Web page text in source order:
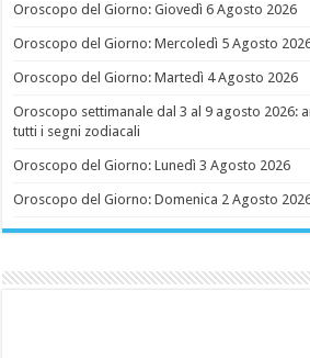
Oroscopo del Giorno: Giovedì 6 Agosto 2026
Oroscopo del Giorno: Mercoledì 5 Agosto
Oroscopo del Giorno: Martedì 4 Agosto 2026
Oroscopo settimanale dal 3 al 9 agosto 2026:
tutti i segni zodiacali
Oroscopo del Giorno: Lunedì 3 Agosto 2026
Oroscopo del Giorno: Domenica 2 Agosto